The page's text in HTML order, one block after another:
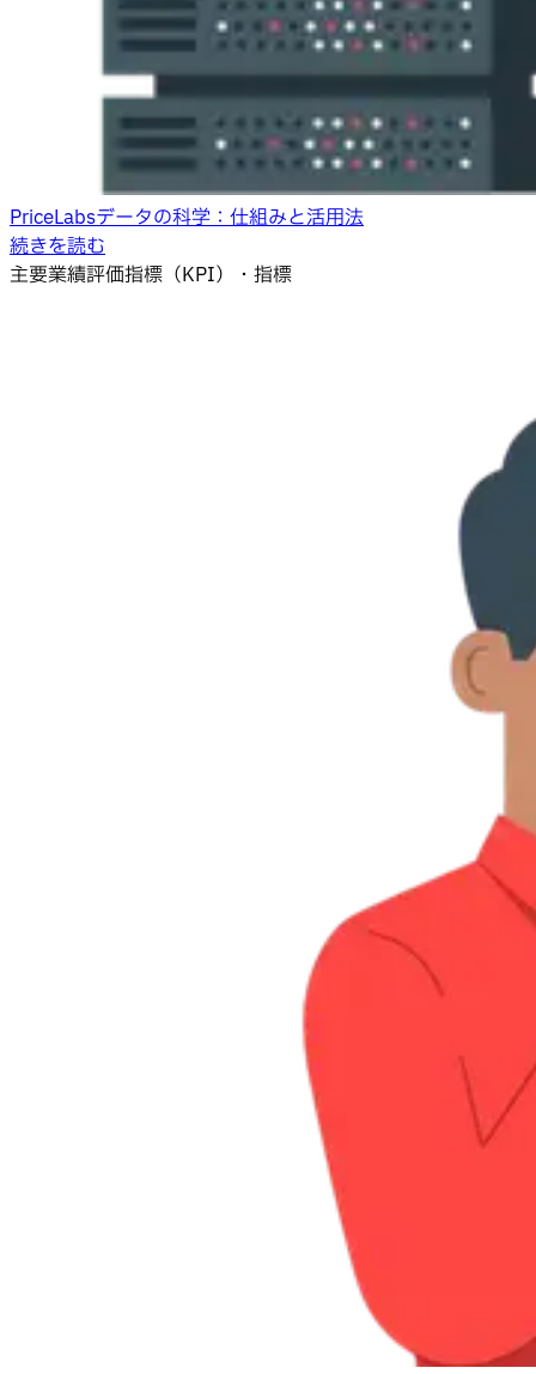
PriceLabsデータの科学：仕組みと活用法
続きを読む
主要業績評価指標（KPI）・指標